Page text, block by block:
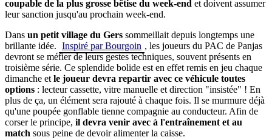
coupable de la plus grosse bêtise du week-end et doivent assumer
leur sanction jusqu'au prochain week-end.
Dans un petit village du Gers sommeillait depuis longtemps une
brillante idée. Inspiré par Bourgoin , les joueurs du PAC de Panjas
devront se méfier de leurs gestes techniques, souvent présents en
troisième série. Ce splendide bolide est en effet remis en jeu chaque
dimanche et le joueur devra repartir avec ce véhicule toutes
options : lecteur cassette, vitre manuelle et direction "insistée" ! En
plus de ça, un élément sera rajouté à chaque fois. Il se murmure déjà
qu'une poupée gonflable tienne compagnie au conducteur. Afin de
corser le principe, il devra venir avec à l'entraînement et au
match sous peine de devoir alimenter la caisse.